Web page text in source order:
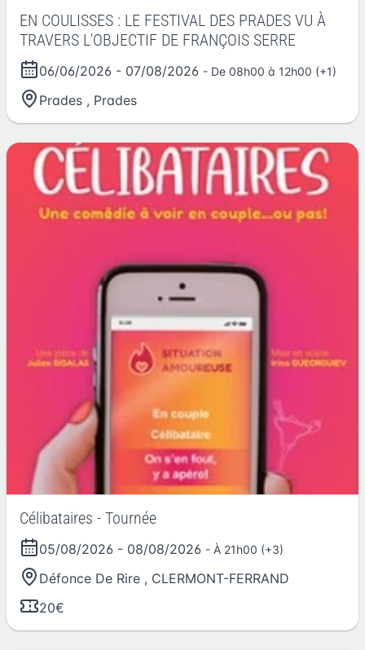
EN COULISSES : LE FESTIVAL DES PRADES VU À
TRAVERS L'OBJECTIF DE FRANÇOIS SERRE
06/06/2026 - 07/08/2026 - De 08h00 à 12h00 (+1)
Prades , Prades
Célibataires - Tournée
05/08/2026 - 08/08/2026 - À 21h00 (+3)
Défonce De Rire , CLERMONT-FERRAND
20€